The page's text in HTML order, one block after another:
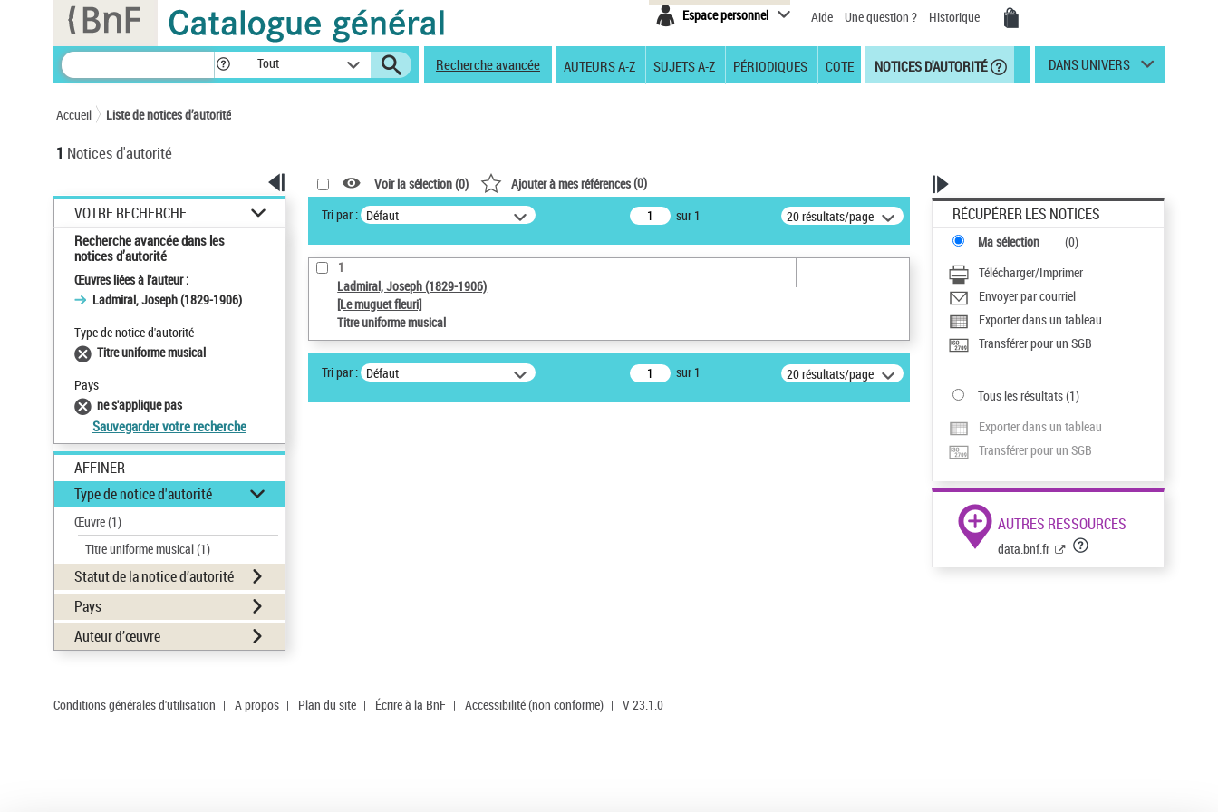
Espace personnel Aide Une question ? Historique
Tout Recherche avancée AUTEURS A-Z SUJETS A-Z PÉRIODIQUES COTE NOTICES D'AUTORITÉ DANS UNIVERS
Accueil Liste de notices d’autorité
1 Notices d'autorité
VOTRE RECHERCHE
Recherche avancée dans les
notices d’autorité
Œuvres liées à l'auteur :
Ladmiral, Joseph (1829-1906)
Type de notice d'autorité
Titre uniforme musical
Pays
ne s'applique pas
Sauvegarder votre recherche
AFFINER
Type de notice d'autorité
Œuvre(1)
Titre uniforme musical(1)
Statut de la notice d’autorité
Pays
Auteur d’œuvre
Voir la sélection (0) Ajouter à mes références(0)
Tri par : Défaut sur 1 20 résultats/page
1
Ladmiral, Joseph (1829-1906)
[Le muguet fleuri]
Titre uniforme musical
Tri par : Défaut sur 1 20 résultats/page
RÉCUPÉRER LES NOTICES
Ma sélection (0)
Télécharger/Imprimer
Envoyer par courriel
Exporter dans un tableau
Transférer pour un SGB
Tous les résultats(1)
Exporter dans un tableau
Transférer pour un SGB
AUTRES RESSOURCES
data.bnf.fr
Conditions générales d'utilisation | A propos | Plan du site | Écrire à la BnF | Accessibilité (non conforme) | V 23.1.0
Panneau de gestion des cookies